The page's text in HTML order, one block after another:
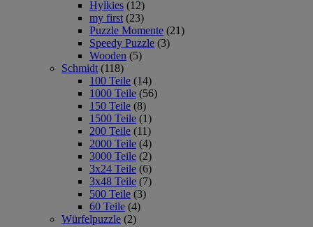
Hylkies (12)
my first (23)
Puzzle Momente (21)
Speedy Puzzle (3)
Wooden (5)
Schmidt (118)
100 Teile (14)
1000 Teile (56)
150 Teile (8)
1500 Teile (1)
200 Teile (11)
2000 Teile (4)
3000 Teile (2)
3x24 Teile (6)
3x48 Teile (7)
500 Teile (3)
60 Teile (4)
Würfelpuzzle (2)